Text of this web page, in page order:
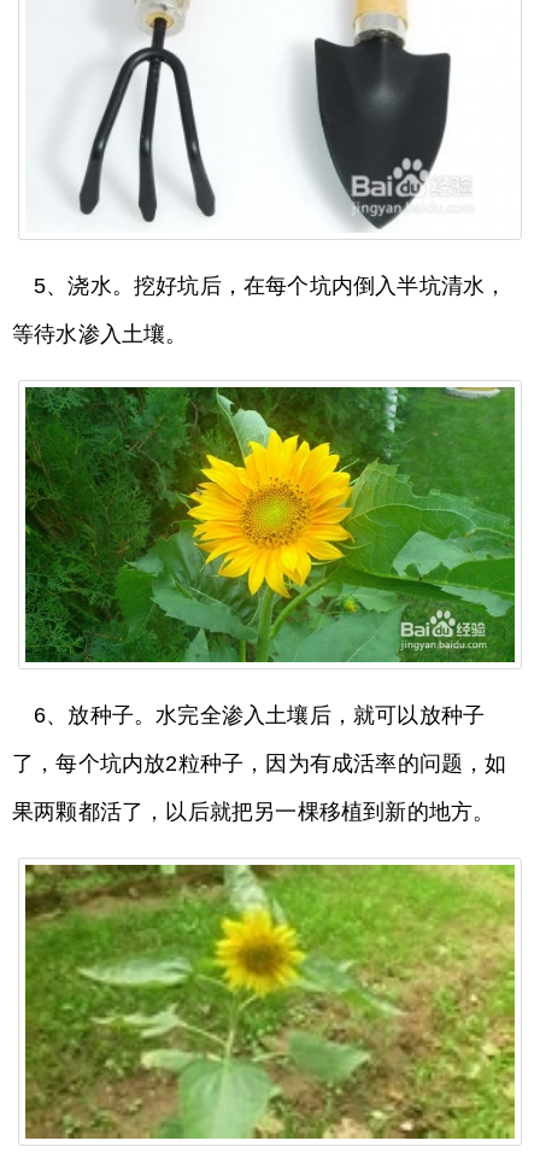
5、浇水。挖好坑后，在每个坑内倒入半坑清水，
等待水渗入土壤。
6、放种子。水完全渗入土壤后，就可以放种子
了，每个坑内放2粒种子，因为有成活率的问题，如
果两颗都活了，以后就把另一棵移植到新的地方。